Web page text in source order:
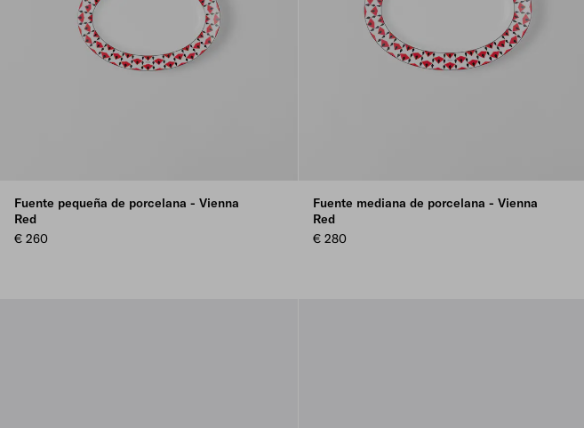
Fuente pequeña de porcelana - Vienna
Red
€ 260
Fuente mediana de porcelana - Vienna
Red
€ 280